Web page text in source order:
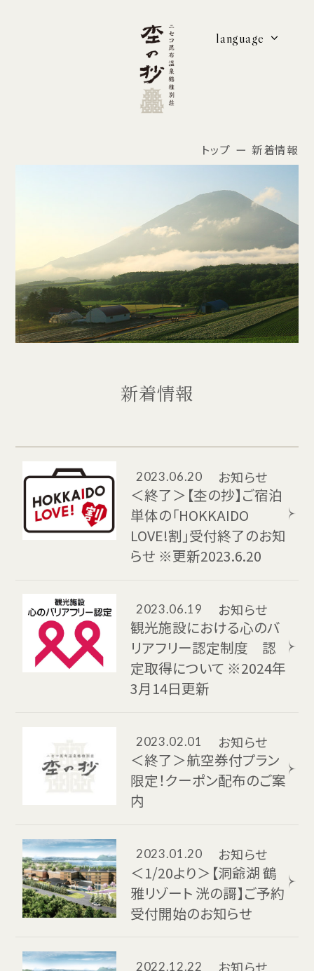
language
トップ 新着情報
新着情報
2023.06.20 お知らせ
＜終了＞【杢の抄】ご宿泊
単体の「HOKKAIDO
LOVE!割」受付終了のお知
らせ ※更新2023.6.20
2023.06.19 お知らせ
観光施設における心のバ
リアフリー認定制度 認
定取得について ※2024年
3月14日更新
2023.02.01 お知らせ
＜終了＞航空券付プラン
限定！クーポン配布のご案
内
2023.01.20 お知らせ
＜1/20より＞【洞爺湖 鶴
雅リゾート 洸の謌】ご予約
受付開始のお知らせ
2022.12.22 お知らせ